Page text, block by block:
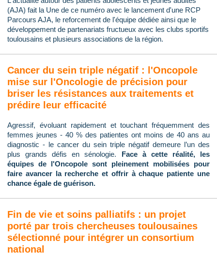
(AJA) fait la Une de ce numéro avec le lancement d'une RCP
Parcours AJA, le reforcement de l'équipe dédiée ainsi que le
développement de partenariats fructueux avec les clubs sportifs
toulousains et plusieurs associations de la région.
Cancer du sein triple négatif : l'Oncopole
mise sur l'Oncologie de précision pour
briser les résistances aux traitements et
prédire leur efficacité
Agressif, évoluant rapidement et touchant fréquemment des
femmes jeunes - 40 % des patientes ont moins de 40 ans au
diagnostic - le cancer du sein triple négatif demeure l’un des
plus grands défis en sénologie. Face à cette réalité, les
équipes de l'Oncopole sont pleinement mobilisées pour
faire avancer la recherche et offrir à chaque patiente une
chance égale de guérison.
Fin de vie et soins palliatifs : un projet
porté par trois chercheuses toulousaines
sélectionné pour intégrer un consortium
national